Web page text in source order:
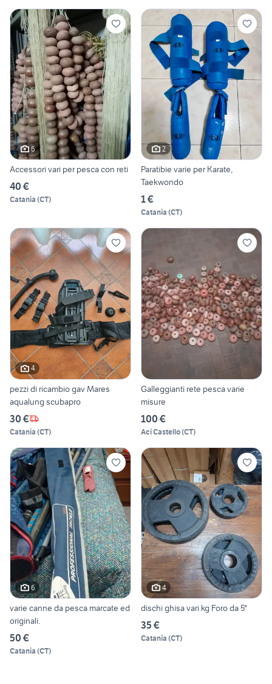
6
Accessori vari per pesca con reti
40 €
Catania (CT)
2
Paratibie varie per Karate,
Taekwondo
1 €
Catania (CT)
4
pezzi di ricambio gav Mares
aqualung scubapro
30 €
Catania (CT)
Galleggianti rete pesca varie
misure
100 €
Aci Castello(CT)
6
varie canne da pesca marcate ed
originali.
50 €
Catania (CT)
4
dischi ghisa vari kg Foro da 5"
35 €
Catania (CT)